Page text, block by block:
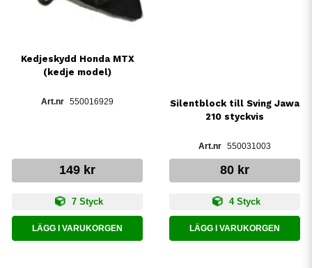
Kedjeskydd Honda MTX
(kedje model)
550016929
149 kr
7 Styck
LÄGG I VARUKORGEN
Silentblock till Sving Jawa
210 styckvis
550031003
80 kr
4 Styck
LÄGG I VARUKORGEN